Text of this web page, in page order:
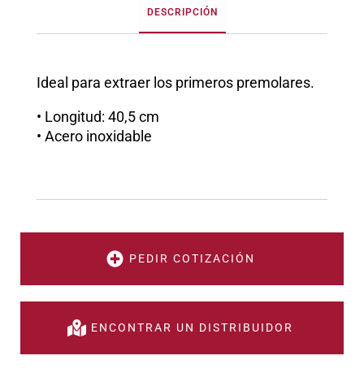
DESCRIPCIÓN
Ideal para extraer los primeros premolares.
• Longitud: 40,5 cm
• Acero inoxidable
PEDIR COTIZACIÓN
ENCONTRAR UN DISTRIBUIDOR